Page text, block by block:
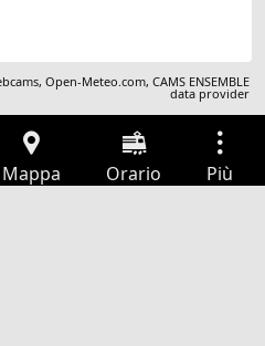
,Open-Meteo.com,CAMS ENSEMBLE
data provider
Mappa Orario Più